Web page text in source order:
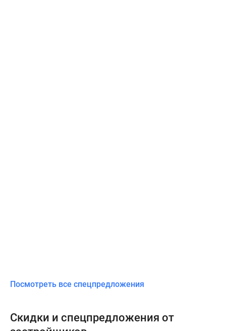
Посмотреть все спецпредложения
Скидки и спецпредложения от